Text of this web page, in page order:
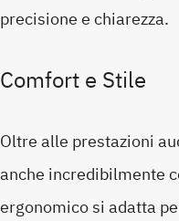
precisione e chiarezza.
Comfort e Stile
Oltre alle prestazioni
anche incredibilmente
ergonomico si adatta